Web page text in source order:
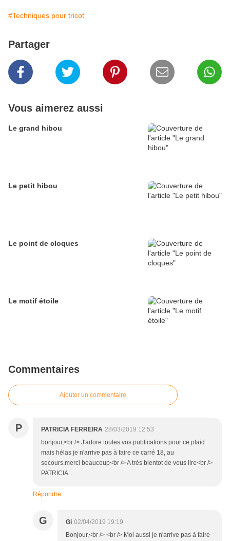
#Techniques pour tricot
Partager
Vous aimerez aussi
Le grand hibou
Le petit hibou
Le point de cloques
Le motif étoile
Commentaires
Ajouter un commentaire
P PATRICIA FERREIRA 28/03/2019 12:53
bonjour,<br /> J'adore toutes vos publications pour ce plaid
mais hélas je n'arrive pas à faire ce carré 18, au
secours.merci beaucoup<br /> A très bientot de vous lire<br />
PATRICIA
Répondre
G Gi 02/04/2019 19:19
Bonjour,<br /> <br /> Moi aussi je n'arrive pas à faire